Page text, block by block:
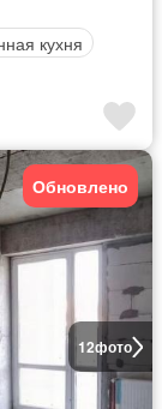
кухня
12фото
Обновлено